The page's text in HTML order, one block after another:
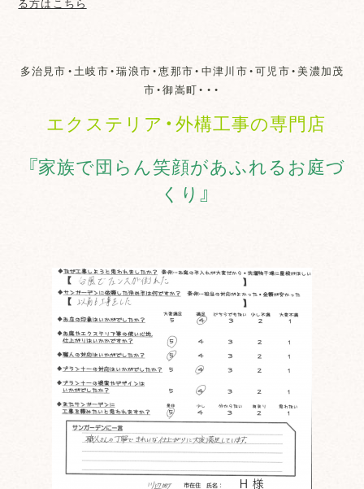
多治見市・土岐市・瑞浪市・恵那市・中津川市・可児市・美濃加茂
市・御嵩町・・・
エクステリア・外構工事の専門店
『家族で団らん笑顔があふれるお庭づ
くり』